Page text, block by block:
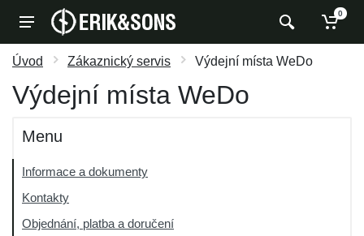
0
Úvod Zákaznický servis Výdejní místa WeDo
Výdejní místa WeDo
Menu
Informace a dokumenty
Kontakty
Objednání, platba a doručení